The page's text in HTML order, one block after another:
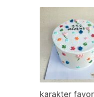
karakter